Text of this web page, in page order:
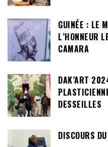
GUINÉE : LE
L’HONNEUR
CAMARA
DAK’ART
DESSEILLES
DISCOURS